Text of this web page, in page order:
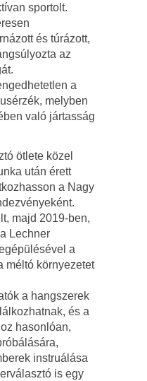
sportolt.
és túrázott,
az
a
melyben
való jártasság
ötlete közel
után érett
a Nagy
majd 2019-ben,
Lechner
a
méltó környezetet
a hangszerek
és a
hasonlóan,
instruálása
is egy